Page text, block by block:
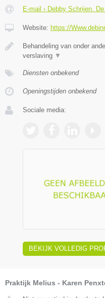
E-mail › Debby Schrijen.
Website: https://
Behandeling van onder
verslaving ▼
Diensten onbekend
Openingstijden onbekend
Sociale media:
BEKIJK VOLLEDIG
Praktijk Melius - Karen